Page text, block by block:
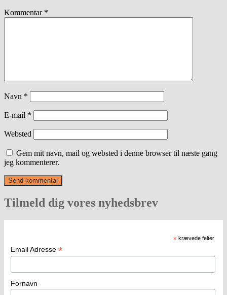
Kommentar *
Navn *
E-mail *
Websted
Gem mit navn, mail og websted i denne browser til næste gang
jeg kommenterer.
Tilmeld dig vores nyhedsbrev
* krævede felter
Email Adresse *
Fornavn